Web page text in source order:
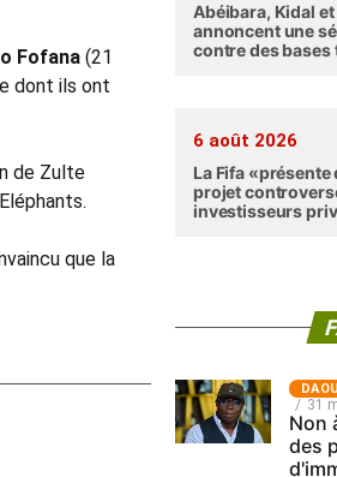
Fofana (21
dont ils ont
de Zulte
que la
Abéibara, Kidal et
annoncent une
contre des
6 août 2026
La Fifa
projet
investisseurs
31
Non
des